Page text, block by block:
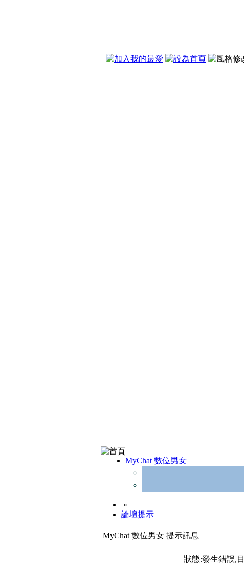
MyChat 數位男女
»
論壇提示
MyChat 數位男女 提示訊息
狀態:發生錯誤,